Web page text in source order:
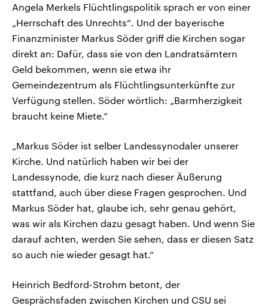
Angela Merkels Flüchtlingspolitik sprach er von einer
„Herrschaft des Unrechts“. Und der bayerische
Finanzminister Markus Söder griff die Kirchen sogar
direkt an: Dafür, dass sie von den Landratsämtern
Geld bekommen, wenn sie etwa ihr
Gemeindezentrum als Flüchtlingsunterkünfte zur
Verfügung stellen. Söder wörtlich: „Barmherzigkeit
braucht keine Miete.“
„Markus Söder ist selber Landessynodaler unserer
Kirche. Und natürlich haben wir bei der
Landessynode, die kurz nach dieser Äußerung
stattfand, auch über diese Fragen gesprochen. Und
Markus Söder hat, glaube ich, sehr genau gehört,
was wir als Kirchen dazu gesagt haben. Und wenn Sie
darauf achten, werden Sie sehen, dass er diesen Satz
so auch nie wieder gesagt hat.“
Heinrich Bedford-Strohm betont, der
Gesprächsfaden zwischen Kirchen und CSU sei